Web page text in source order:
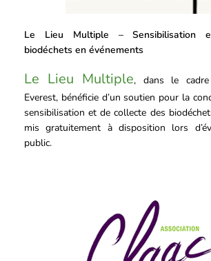
Le Lieu Multiple – Sensibilisation
biodéchets en événements
Le Lieu Multiple, dans le
Everest, bénéficie d’un soutien pour la
sensibilisation et de collecte des
mis gratuitement à disposition lors
public.